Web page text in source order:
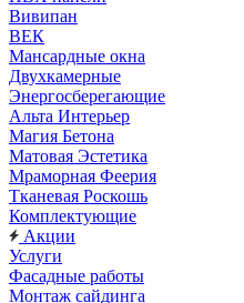
Вивипан
ВЕК
Мансардные окна
Двухкамерные
Энергосберегающие
Альта Интерьер
Магия Бетона
Матовая Эстетика
Мраморная Феерия
Тканевая Роскошь
Комплектующие
Акции
Услуги
Фасадные работы
Монтаж сайдинга